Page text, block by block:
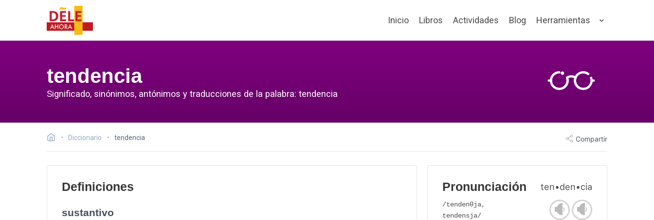
Inicio Libros Actividades Blog Herramientas
tendencia
Significado, sinónimos, antónimos y traducciones de la palabra: tendencia
Diccionario tendencia Compartir
Definiciones
sustantivo
Pronunciación ten•den•cia
/tendenθja,
tendensja/